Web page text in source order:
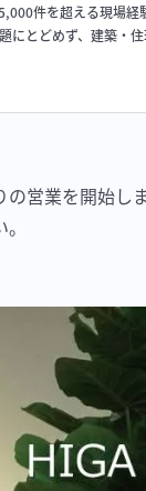
件を超える現場
にとどめず、建築・
営業を開始